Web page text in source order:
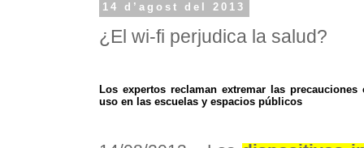
14 d’agost del 2013
¿El wi-fi perjudica la salud?
Los expertos reclaman extremar las
uso en las escuelas y espacios públicos